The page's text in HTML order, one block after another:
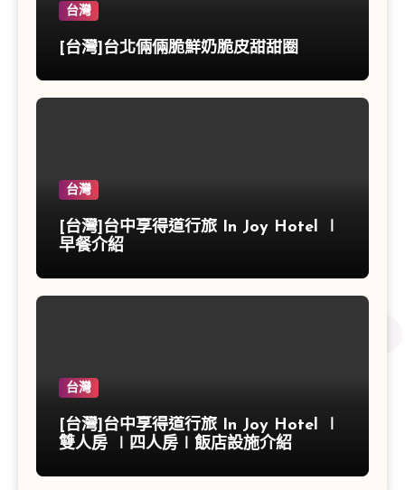
台灣
[台灣]台北倆倆脆鮮奶脆皮甜甜圈
台灣
[台灣]台中享得道行旅 In Joy Hotel ∣
早餐介紹
台灣
[台灣]台中享得道行旅 In Joy Hotel ∣
雙人房 ∣四人房∣飯店設施介紹